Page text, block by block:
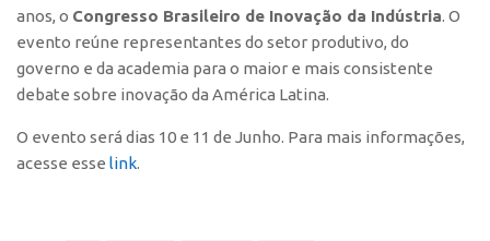
Programas
Bolsa Empreendedorismo
Bolsa Startup USP
PGI-USP
Conexão USP
anos, o Congresso Brasileiro de Inovação da Indústria. O
evento reúne representantes do setor produtivo, do
governo e da academia para o maior e mais consistente
debate sobre inovação da América Latina.
O evento será dias 10 e 11 de Junho. Para mais informações,
acesse esse link.